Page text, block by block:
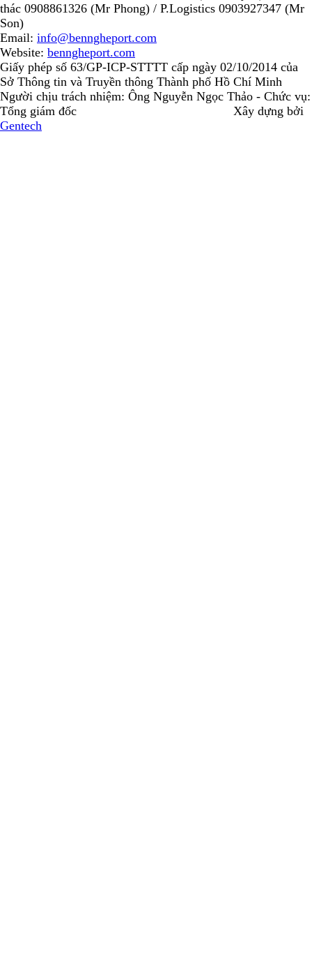
thác 0908861326 (Mr Phong) / P.Logistics 0903927347 (Mr
Son)
Email: info@benngheport.com
Website: benngheport.com
Giấy phép số 63/GP-ICP-STTTT cấp ngày 02/10/2014 của
Sở Thông tin và Truyền thông Thành phố Hồ Chí Minh
Người chịu trách nhiệm: Ông Nguyễn Ngọc Thảo - Chức vụ:
Tổng giám đốc
Xây dựng bởi
Gentech